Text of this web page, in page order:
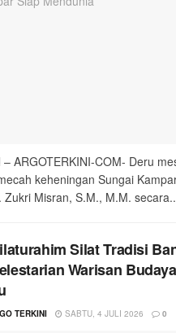
– ARGOTERKINI-COM- Deru
keheningan Sungai
Zukri Misran, S.M., M.M.
Silat Tradisi
Warisan
TERKINI SABTU, 4 JULI 2026 0